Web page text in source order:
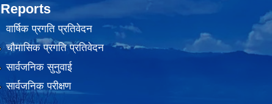
Reports
वार्षिक प्रगति प्रतिवेदन
चौमासिक प्रगति प्रतिवेदन
सार्वजनिक सुनुवाई
सार्वजनिक परीक्षण